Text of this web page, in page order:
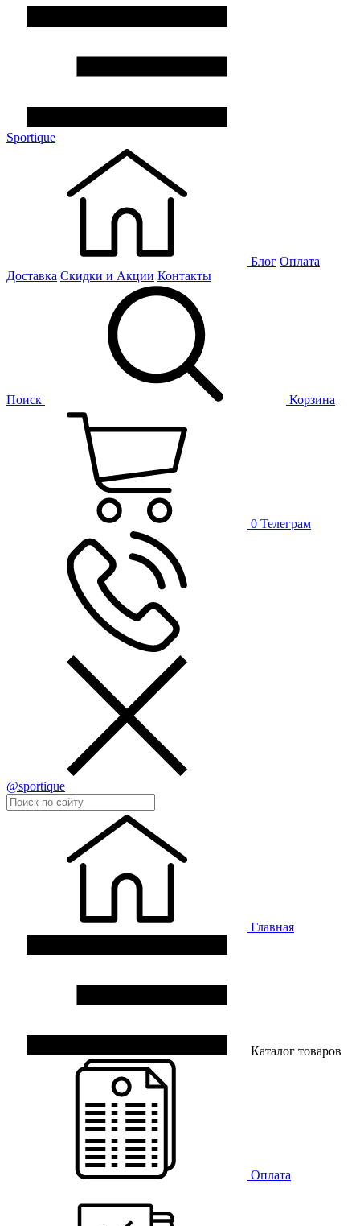
Sportique
Блог Оплата
Доставка Скидки и Акции Контакты
Поиск Корзина
0 Телеграм
@sportique
Главная
Каталог товаров
Оплата